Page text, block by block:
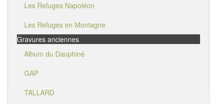
Les Refuges Napoléon
Les Refuges en Montagne
Gravures anciennes
Album du Dauphiné
GAP
TALLARD